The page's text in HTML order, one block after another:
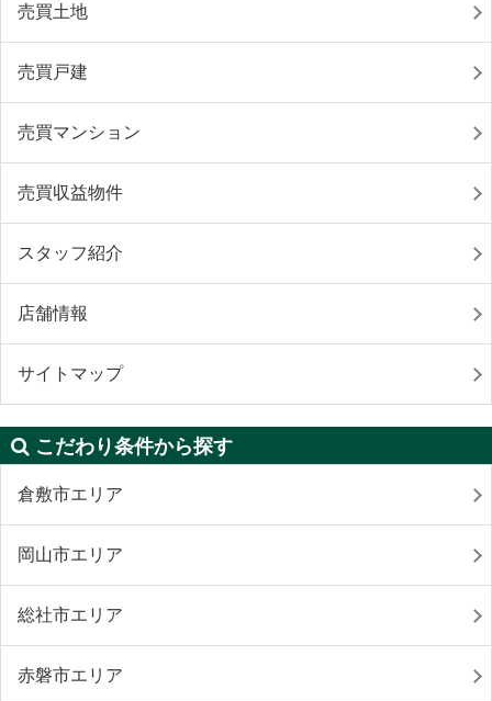
売買土地
売買戸建
売買マンション
売買収益物件
スタッフ紹介
店舗情報
サイトマップ
こだわり条件から探す
倉敷市エリア
岡山市エリア
総社市エリア
赤磐市エリア